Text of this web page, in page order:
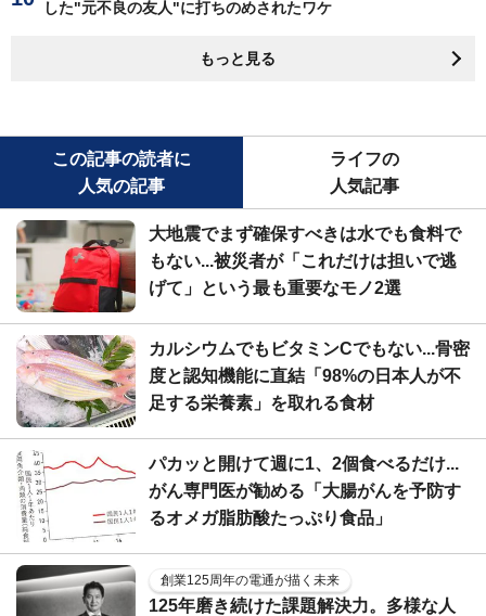
した"元不良の友人"に打ちのめされたワケ
もっと見る
この記事の読者に
人気の記事
ライフの
人気記事
大地震でまず確保すべきは水でも食料で
もない...被災者が「これだけは担いで逃
げて」という最も重要なモノ2選
カルシウムでもビタミンCでもない...骨密
度と認知機能に直結「98%の日本人が不
足する栄養素」を取れる食材
パカッと開けて週に1、2個食べるだけ...
がん専門医が勧める「大腸がんを予防す
るオメガ脂肪酸たっぷり食品」
創業125周年の電通が描く未来
125年磨き続けた課題解決力。多様な人